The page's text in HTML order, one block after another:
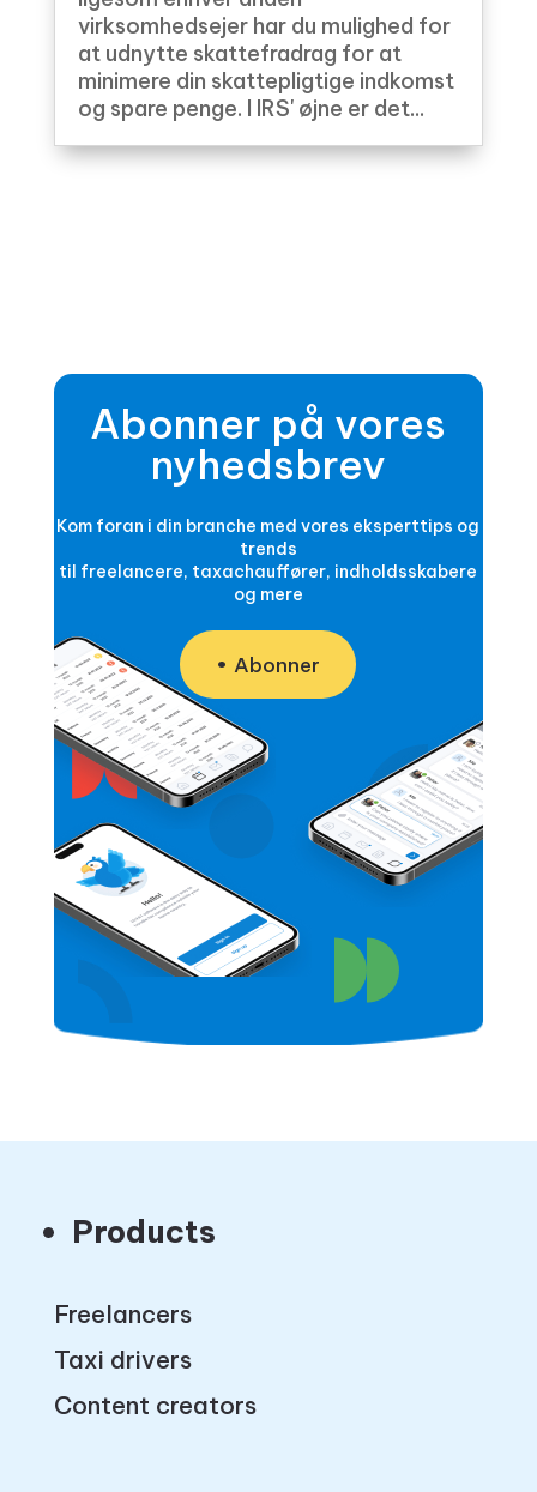
virksomhedsejer har du mulighed for
at udnytte skattefradrag for at
minimere din skattepligtige indkomst
og spare penge. I IRS' øjne er det...
Abonner på vores
nyhedsbrev
Kom foran i din branche med vores eksperttips og
trends
til freelancere, taxachauffører, indholdsskabere
og mere
Abonner
Products
Freelancers
Taxi drivers
Content creators